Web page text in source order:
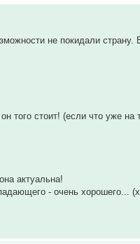
не покидали
того стоит! (если что уже
актуальна!
- очень хорошего...